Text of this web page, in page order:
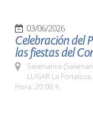
03/06/2026
Celebración del
las fiestas del
Salamanca
LUGAR La
Hora: 20:00 h.